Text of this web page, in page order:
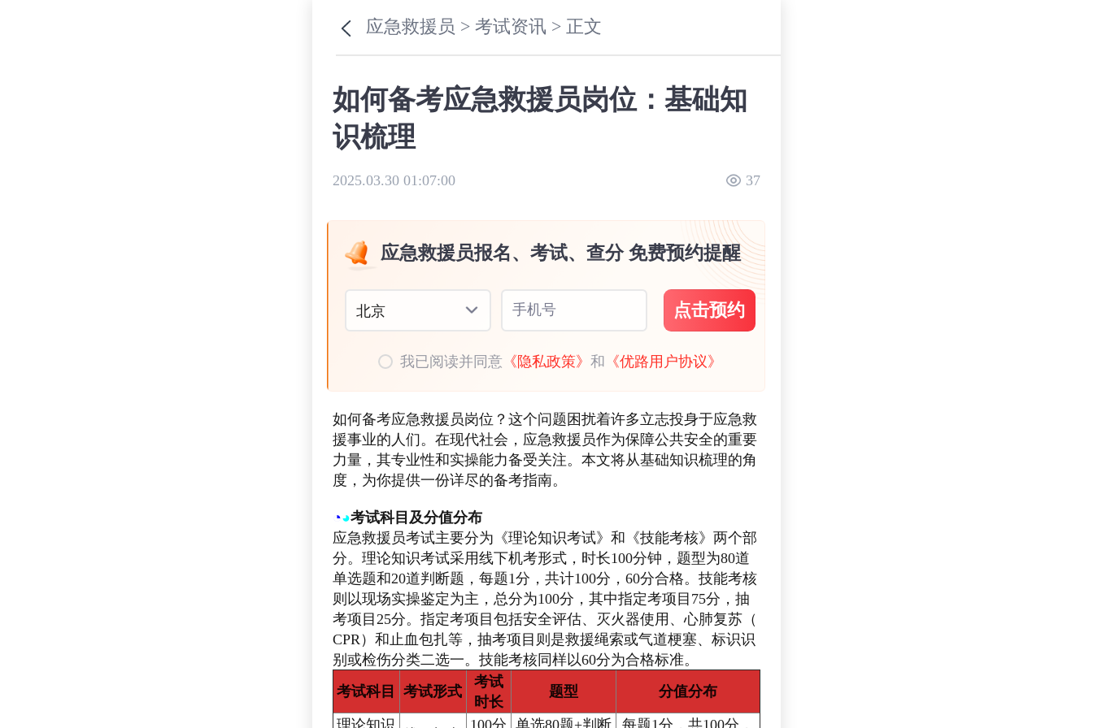
应急救援员 >考试资讯 > 正文
如何备考应急救援员岗位：基础知
识梳理
2025.03.30 01:07:00 37
应急救援员报名、考试、查分 免费预约提醒
北京 手机号 点击预约
我已阅读并同意 《隐私政策》和 《优路用户协议》
如何备考应急救援员岗位？这个问题困扰着许多立志投身于应急救
援事业的人们。在现代社会，应急救援员作为保障公共安全的重要
力量，其专业性和实操能力备受关注。本文将从基础知识梳理的角
度，为你提供一份详尽的备考指南。
◔◕考试科目及分值分布
应急救援员考试主要分为《理论知识考试》和《技能考核》两个部
分。理论知识考试采用线下机考形式，时长100分钟，题型为80道
单选题和20道判断题，每题1分，共计100分，60分合格。技能考核
则以现场实操鉴定为主，总分为100分，其中指定考项目75分，抽
考项目25分。指定考项目包括安全评估、灭火器使用、心肺复苏（
CPR）和止血包扎等，抽考项目则是救援绳索或气道梗塞、标识识
别或检伤分类二选一。技能考核同样以60分为合格标准。
考试科目
考试形式
考试
时长
题型 分值分布